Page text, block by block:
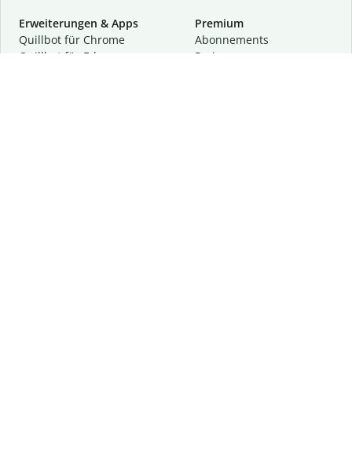
Erweiterungen & Apps
Quillbot für Chrome
Quillbot für Edge
Premium
Abon­ne­ments
Preise